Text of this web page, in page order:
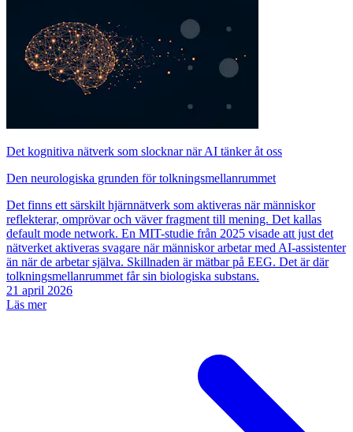
Det kognitiva nätverk som slocknar när AI tänker åt oss
Den neurologiska grunden för tolkningsmellanrummet
Det finns ett särskilt hjärnnätverk som aktiveras när människor
reflekterar, omprövar och väver fragment till mening. Det kallas
default mode network. En MIT-studie från 2025 visade att just det
nätverket aktiveras svagare när människor arbetar med AI-assistenter
än när de arbetar själva. Skillnaden är mätbar på EEG. Det är där
tolkningsmellanrummet får sin biologiska substans.
21 april 2026
Läs mer